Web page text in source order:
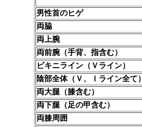
男性首のヒゲ
両脇
両上腕
両前腕（手背、指含む）
ビキニライン（Ｖライン）
陰部全体（Ｖ、Ｉライン全て）
両大腿（膝含む）
両下腿（足の甲含む）
両膝周囲